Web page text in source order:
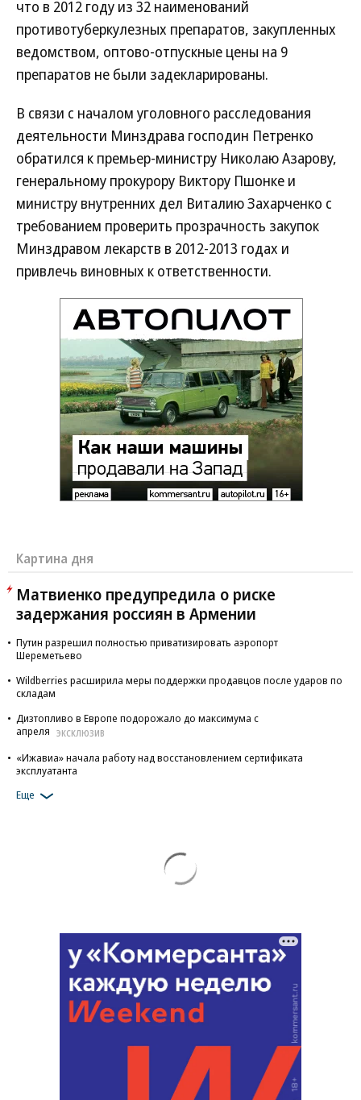
что в 2012 году из 32 наименований
противотуберкулезных препаратов, закупленных
ведомством, оптово-отпускные цены на 9
препаратов не были задекларированы.
В связи с началом уголовного расследования
деятельности Минздрава господин Петренко
обратился к премьер-министру Николаю Азарову,
генеральному прокурору Виктору Пшонке и
министру внутренних дел Виталию Захарченко с
требованием проверить прозрачность закупок
Минздравом лекарств в 2012-2013 годах и
привлечь виновных к ответственности.
Картина дня
Матвиенко предупредила о риске
задержания россиян в Армении
Путин разрешил полностью приватизировать аэропорт
Шереметьево
Wildberries расширила меры поддержки продавцов после ударов по
складам
Дизтопливо в Европе подорожало до максимума с
апреля
ЭКСКЛЮЗИВ
«Ижавиа» начала работу над восстановлением сертификата
эксплуатанта
Еще